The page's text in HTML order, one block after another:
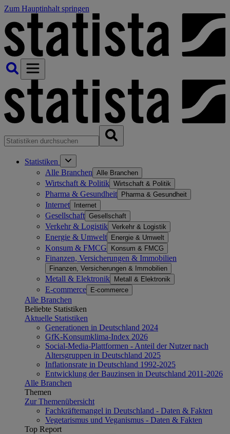
Zum Hauptinhalt springen
Statistiken
Alle Branchen Alle Branchen
Wirtschaft & Politik Wirtschaft & Politik
Pharma & Gesundheit Pharma & Gesundheit
Internet Internet
Gesellschaft Gesellschaft
Verkehr & Logistik Verkehr & Logistik
Energie & Umwelt Energie & Umwelt
Konsum & FMCG Konsum & FMCG
Finanzen, Versicherungen & Immobilien
Finanzen, Versicherungen & Immobilien
Metall & Elektronik Metall & Elektronik
E-commerce E-commerce
Alle Branchen
Beliebte Statistiken
Aktuelle Statistiken
Generationen in Deutschland 2024
GfK-Konsumklima-Index 2026
Social-Media-Plattformen - Anteil der Nutzer nach
Altersgruppen in Deutschland 2025
Inflationsrate in Deutschland 1992-2025
Entwicklung der Bauzinsen in Deutschland 2011-2026
Alle Branchen
Themen
Zur Themenübersicht
Fachkräftemangel in Deutschland - Daten & Fakten
Vegetarismus und Veganismus - Daten & Fakten
Top Report